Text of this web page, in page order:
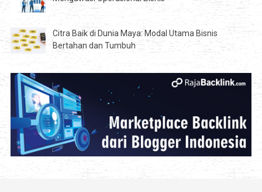
Citra Baik di Dunia Maya: Modal Utama Bisnis
Bertahan dan Tumbuh